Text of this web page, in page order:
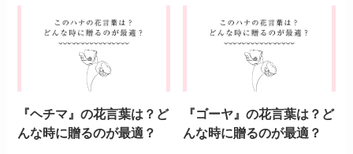
『ヘチマ』の花言葉は？ど
んな時に贈るのが最適？
『ゴーヤ』の花言葉は？ど
んな時に贈るのが最適？